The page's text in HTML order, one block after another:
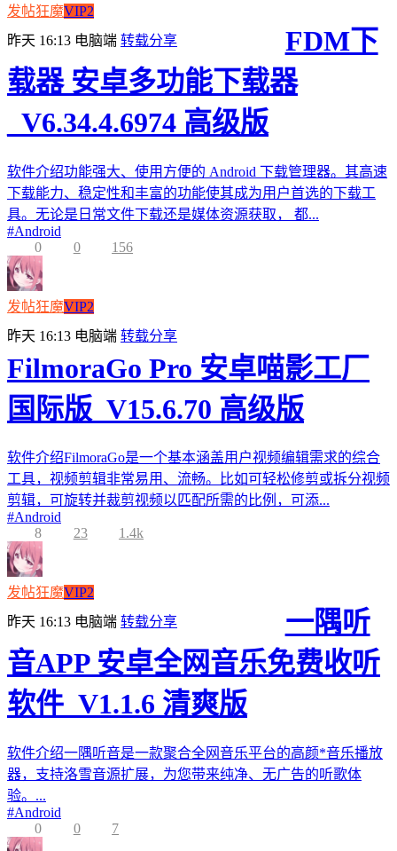
发帖狂魔VIP2
昨天 16:13 电脑端 转载分享
FDM下
载器 安卓多功能下载器
_V6.34.4.6974 高级版
软件介绍功能强大、使用方便的 Android 下载管理器。其高速
下载能力、稳定性和丰富的功能使其成为用户首选的下载工
具。无论是日常文件下载还是媒体资源获取， 都...
#Android
0
0 156
发帖狂魔VIP2
昨天 16:13 电脑端 转载分享
FilmoraGo Pro 安卓喵影工厂
国际版_V15.6.70 高级版
软件介绍FilmoraGo是一个基本涵盖用户视频编辑需求的综合
工具，视频剪辑非常易用、流畅。比如可轻松修剪或拆分视频
剪辑，可旋转并裁剪视频以匹配所需的比例，可添...
#Android
8
23 1.4k
发帖狂魔VIP2
昨天 16:13 电脑端 转载分享
一隅听
音APP 安卓全网音乐免费收听
软件_V1.1.6 清爽版
软件介绍一隅听音是一款聚合全网音乐平台的高颜*音乐播放
器，支持洛雪音源扩展，为您带来纯净、无广告的听歌体
验。...
#Android
0
0 7